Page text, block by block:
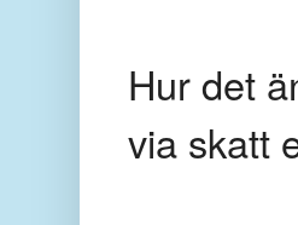
Hur det
via skatt